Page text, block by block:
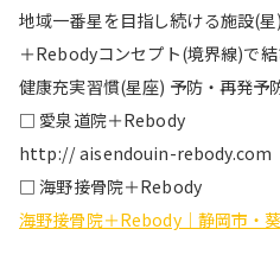
地域一番星を目指し続ける施設(星
＋Rebodyコンセプト(境界線)で
健康充実習慣(星座) 予防・再発
□ 愛泉道院＋Rebody
http:// aisendouin-rebody.com
□ 海野接骨院＋Rebody
海野接骨院＋Rebody｜静岡市・